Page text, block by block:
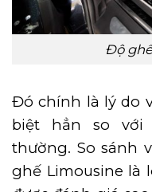
Độ
Đó chính là lý do
biệt hẳn so với
thường. So sánh
ghế Limousine là